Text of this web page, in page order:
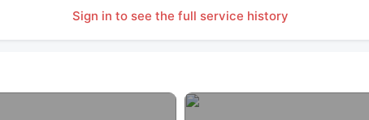
Sign in to see the full service history